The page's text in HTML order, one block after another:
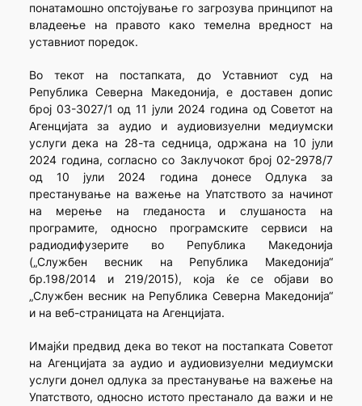
понатамошно опстојување го загрозува принципот на
владеење на правото како темелна вредност на
уставниот поредок.
Во текот на постапката, до Уставниот суд на
Република Северна Македонија, е доставен допис
број 03-3027/1 од 11 јули 2024 година од Советот на
Агенцијата за аудио и аудиовизуелни медиумски
услуги дека на 28-та седница, одржана на 10 јули
2024 година, согласно со Заклучокот број 02-2978/7
од 10 јули 2024 година донесе Одлука за
престанување на важење на Упатството за начинот
на мерење на гледаноста и слушаноста на
програмите, односно програмските сервиси на
радиодифузерите во Република Македонија
(„Службен весник на Република Македонија“
бр.198/2014 и 219/2015), која ќе се објави во
„Службен весник на Република Северна Македонија“
и на веб-страницата на Агенцијата.
Имајќи предвид дека во текот на постапката Советот
на Агенцијата за аудио и аудиовизуелни медиумски
услуги донел одлука за престанување на важење на
Упатството, односно истото престанало да важи и не